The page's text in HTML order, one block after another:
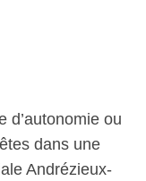
d’autonomie ou
dans une
Andrézieux-